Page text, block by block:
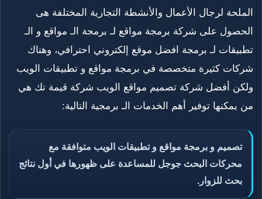
الملحة لرجال الأعمال والأنشطة التجارية المختلفة هى
الحصول على شركة برمجة مواقع لـ برمجة الـ مواقع و الـ
تطبيقات لـ برمجة افضل موقع إلكتروني احترافي، وهناك
شركات كثيرة متخصصة في برمجة مواقع و تطبيقات الويب
ولكن أفضل شركة تصميم مواقع الويب شركة قيمة تك هي
من يمكنها توفير أهم الخدمات الـ برمجية التالية:
تصميم و برمجة مواقع و تطبيقات الويب متوافقة مع
محركات البحث جوجل للمساعدة على ظهورها في أول نتائج
بحث للزوار.